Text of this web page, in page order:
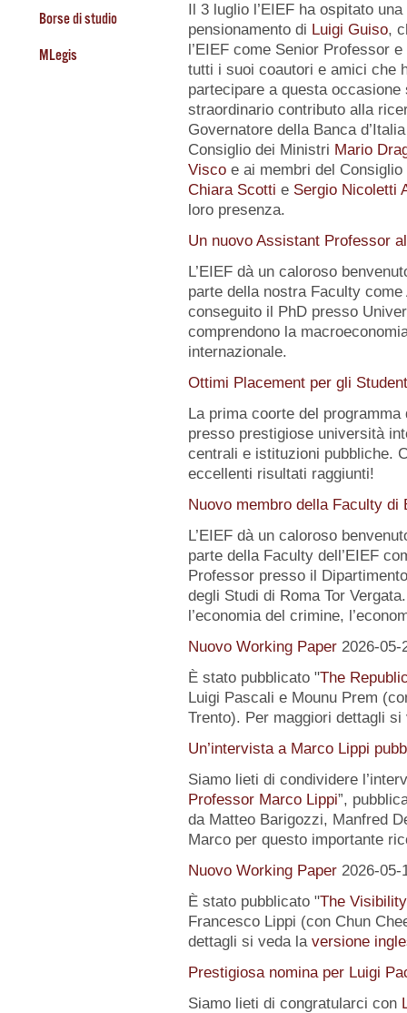
Borse di studio
MLegis
Il 3 luglio l’EIEF ha ospitato una
pensionamento di Luigi Guiso,
l’EIEF come Senior Professor
tutti i suoi coautori e amici che
partecipare a questa
straordinario contributo alla
Governatore della Banca
Consiglio dei Ministri Mario
Viscoe ai membri del Consiglio
Chiara Scotti e Sergio Nicoletti
loro presenza.
Un nuovo Assistant Professor
L’EIEF dà un caloroso
parte della nostra Faculty
conseguito il PhD presso
comprendono la
internazionale.
Ottimi Placement per gli
La prima coorte del
presso prestigiose università
centrali e istituzioni pubbliche.
eccellenti risultati raggiunti!
Nuovo membro della Faculty di
L’EIEF dà un caloroso
parte della Faculty dell’EIEF
Professor presso il
degli Studi di Roma Tor
l’economia del crimine,
Nuovo Working Paper 2026-05-
È stato pubblicato "The
Luigi Pascali e Mounu Prem
Trento). Per maggiori dettagli
Un’intervista a Marco Lippi
Siamo lieti di condividere
Professor Marco Lippi”,
da Matteo Barigozzi, Manfred
Marco per questo importante
Nuovo Working Paper 2026-05-
È stato pubblicato "The
Francesco Lippi (con Chun
dettagli si veda la versione
Prestigiosa nomina per Luigi
Siamo lieti di congratularci con